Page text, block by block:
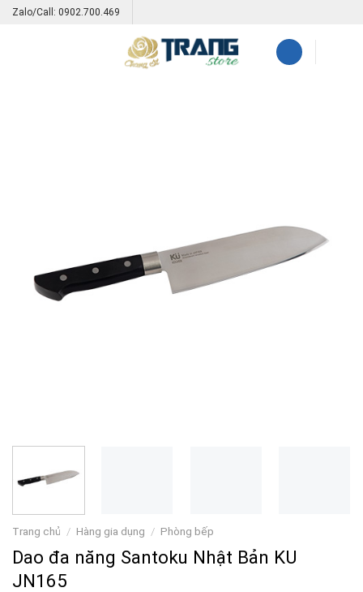
SkipZalo/Call: 0902.700.469
Trang chủ / Hàng gia dụng / Phòng bếp
Dao đa năng Santoku Nhật Bản KU
JN165